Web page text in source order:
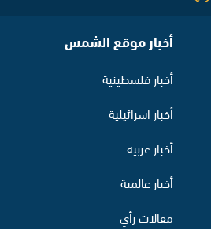
أخبار موقع الشمس
أخبار فلسطينية
أخبار اسرائيلية
أخبار عربية
أخبار عالمية
مقالات رأي